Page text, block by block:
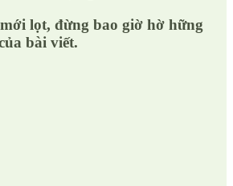
lọt, đừng bao giờ hờ hững
bài viết.